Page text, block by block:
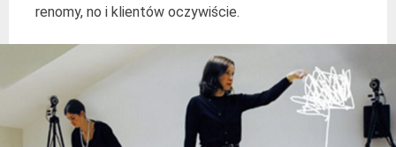
renomy, no i klientów oczywiście.